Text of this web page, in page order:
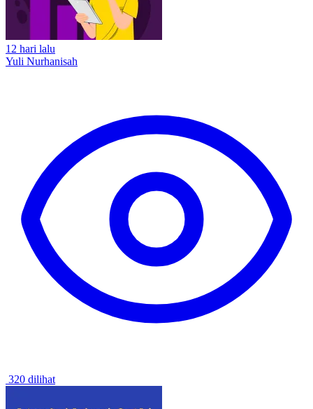
12 hari lalu
Yuli Nurhanisah
320 dilihat